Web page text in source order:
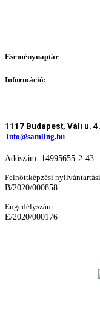
Eseménynaptár
Információ:
1117 Budapest, Váli u.
info@samling.hu
Adószám: 14995655-2-43
Felnőttképzési
B/2020/000858
Engedélyszám:
E/2020/000176